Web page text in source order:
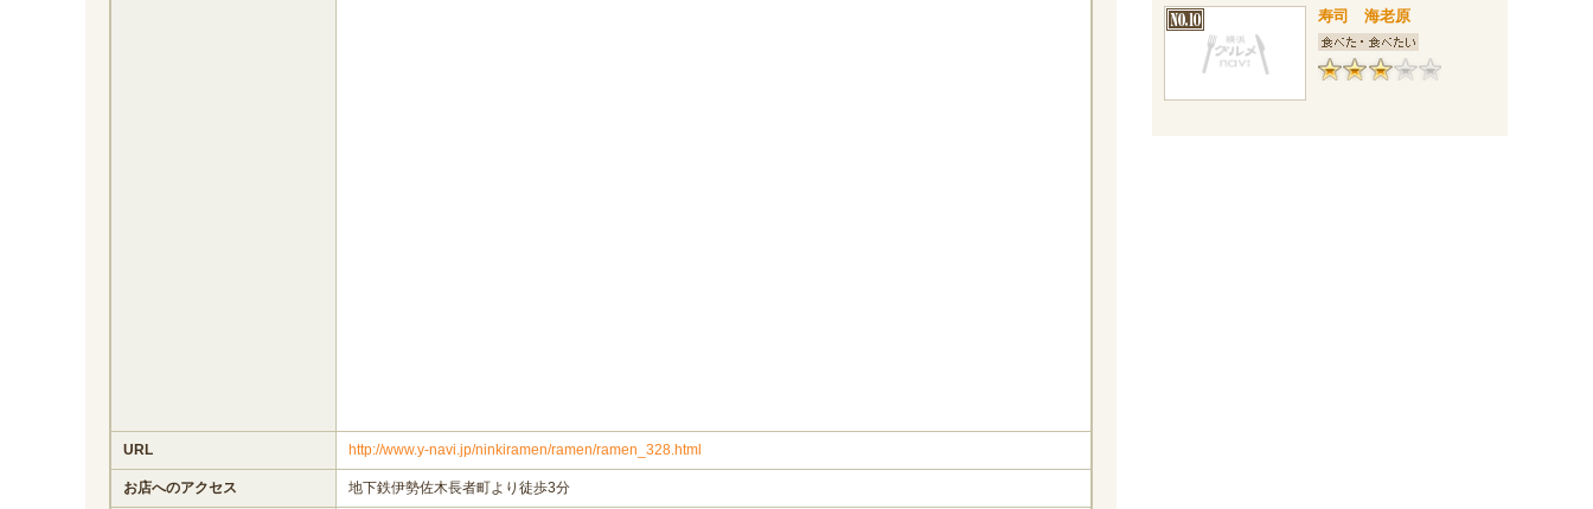
URL http://www.y-navi.jp/ninkiramen/ramen/ramen_328.html
お店へのアクセス 地下鉄伊勢佐木長者町より徒歩3分
寿司 海老原